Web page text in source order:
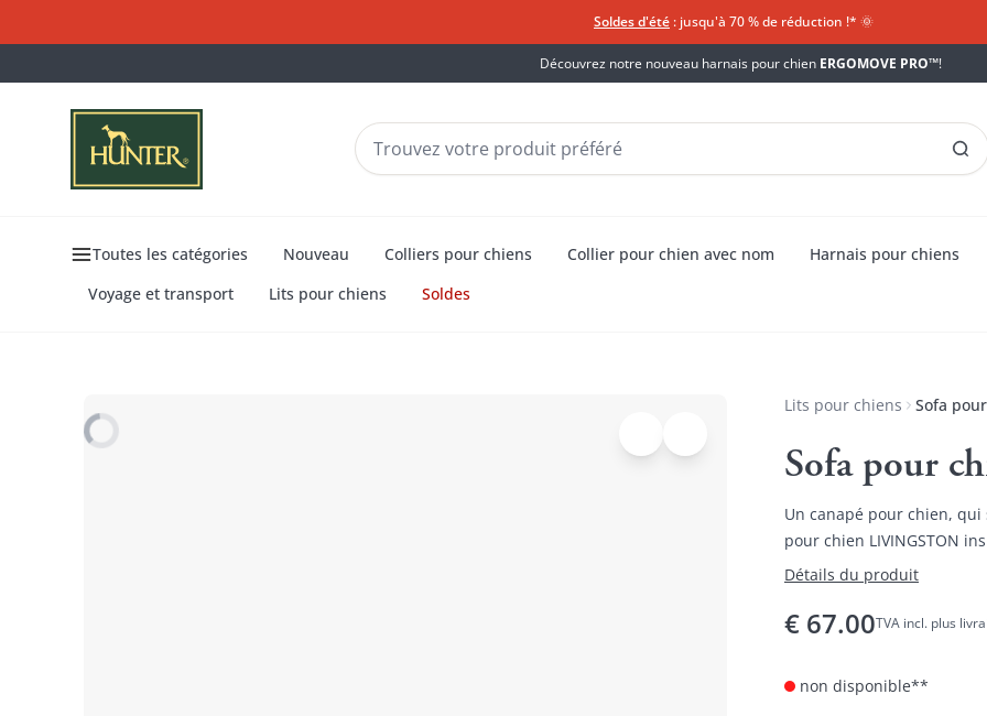
Soldes d'été : jusqu'à 70 % de réduction !*​ 🌞
Découvrez notre nouveau harnais pour chien ERGOMOVE PRO™!
Toutes les catégories Nouveau Colliers pour chiens Collier pour chien avec nom
Harnais pour chiens
Voyage et transport
Lits pour chiens Soldes
Lits pour chiens Sofa
Sofa pour
Un canapé pour chien,
pour chien LIVINGSTON
structure fine et des
Détails du produit
€ 67.00TVA incl. plus
non disponible**